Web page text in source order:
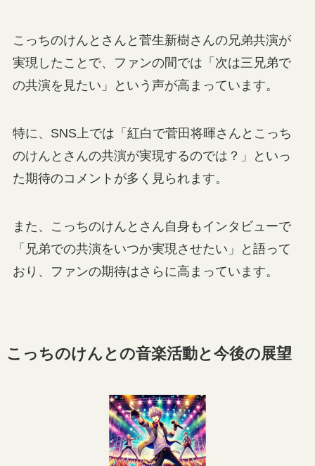
こっちのけんとさんと菅生新樹さんの兄弟共演が
実現したことで、ファンの間では「次は三兄弟で
の共演を見たい」という声が高まっています。
特に、SNS上では「紅白で菅田将暉さんとこっち
のけんとさんの共演が実現するのでは？」といっ
た期待のコメントが多く見られます。
また、こっちのけんとさん自身もインタビューで
「兄弟での共演をいつか実現させたい」と語って
おり、ファンの期待はさらに高まっています。
こっちのけんとの音楽活動と今後の展望